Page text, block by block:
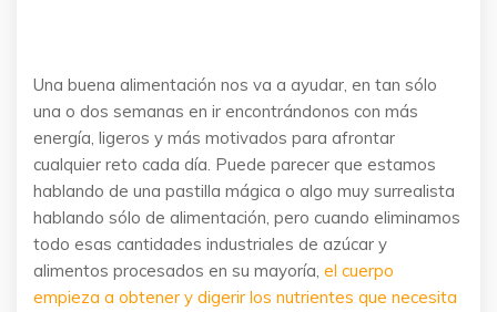
Una buena alimentación nos va a ayudar, en tan sólo
una o dos semanas en ir encontrándonos con más
energía, ligeros y más motivados para afrontar
cualquier reto cada día. Puede parecer que estamos
hablando de una pastilla mágica o algo muy surrealista
hablando sólo de alimentación, pero cuando eliminamos
todo esas cantidades industriales de azúcar y
alimentos procesados en su mayoría, el cuerpo
empieza a obtener y digerir los nutrientes que necesita